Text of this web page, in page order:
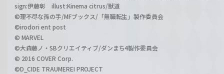
sign:伊藤彰 illust:Kinema citrus/獣道
©理不尽な孫の手/MFブックス/「無職転生」製作委員会
©irodori ent post
© MARVEL
©大森藤ノ・SBクリエイティブ/ダンまち4製作委員会
© 2016 COVER Corp.
©D_CIDE TRAUMEREI PROJECT